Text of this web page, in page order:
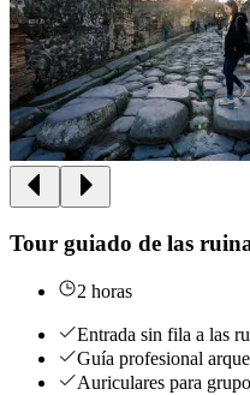
Tour guiado de las
2 horas
Entrada sin fila a las
Guía profesional
Auriculares para